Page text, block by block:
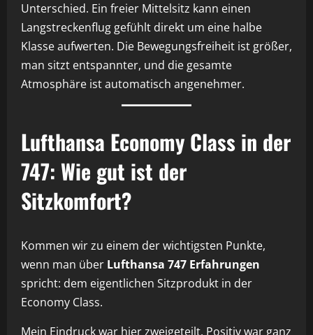
Unterschied. Ein freier Mittelsitz kann einen
Langstreckenflug gefühlt direkt um eine halbe
Klasse aufwerten. Die Bewegungsfreiheit ist größer,
man sitzt entspannter, und die gesamte
Atmosphäre ist automatisch angenehmer.
Lufthansa Economy Class in der
747: Wie gut ist der
Sitzkomfort?
Kommen wir zu einem der wichtigsten Punkte,
wenn man über Lufthansa 747 Erfahrungen
spricht: dem eigentlichen Sitzprodukt in der
Economy Class.
Mein Eindruck war hier zweigeteilt. Positiv war ganz